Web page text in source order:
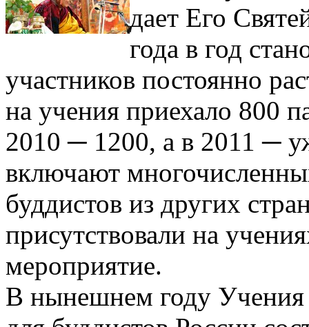
дает Его
года в год
участников постоянно
на учения приехало 800
2010 ─ 1200, а в 2011 ─
включают
буддистов из других
присутствовали на
мероприятие.
В нынешнем году Учения